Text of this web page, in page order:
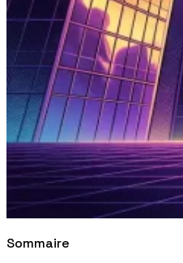
Sommaire